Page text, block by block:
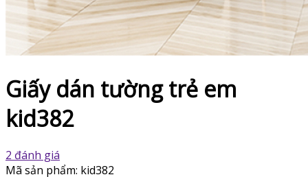
Giấy dán tường trẻ em
kid382
2 đánh giá
Mã sản phẩm: kid382